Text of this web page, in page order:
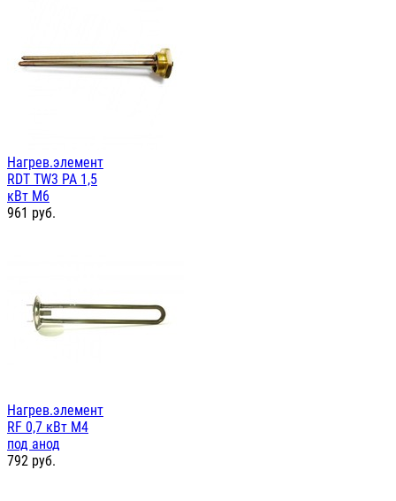
Нагрев.элемент
RDT TW3 PA 1,5
кВт М6
961 руб.
Нагрев.элемент
RF 0,7 кВт М4
под анод
792 руб.